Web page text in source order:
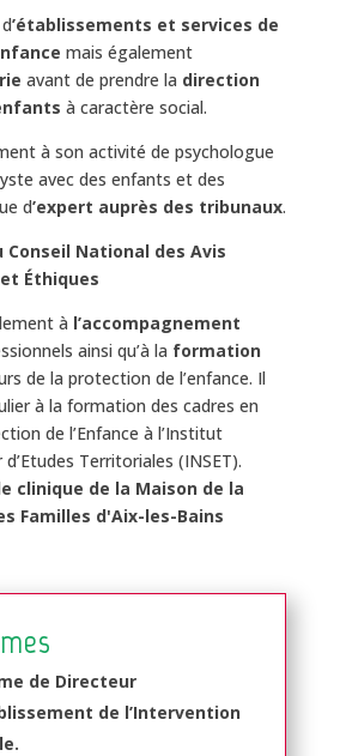
’établissements et services de
mais également
avant de prendre la direction
à caractère social.
à son activité de psychologue
avec des enfants et des
d’expert auprès des tribunaux.
National des Avis
Éthiques
à l’accompagnement
ainsi qu’à la formation
de la protection de l’enfance. Il
à la formation des cadres en
de l’Enfance à l’Institut
Territoriales (INSET).
clinique de la Maison de la
Familles d'Aix-les-Bains
de Directeur
de l’Intervention